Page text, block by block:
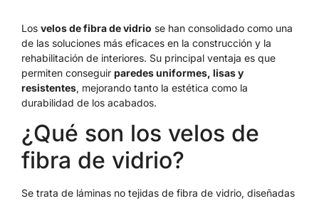
Los velos de fibra de vidrio se han consolidado como una
de las soluciones más eficaces en la construcción y la
rehabilitación de interiores. Su principal ventaja es que
permiten conseguir paredes uniformes, lisas y
resistentes, mejorando tanto la estética como la
durabilidad de los acabados.
¿Qué son los velos de
fibra de vidrio?
Se trata de láminas no tejidas de fibra de vidrio, diseñadas